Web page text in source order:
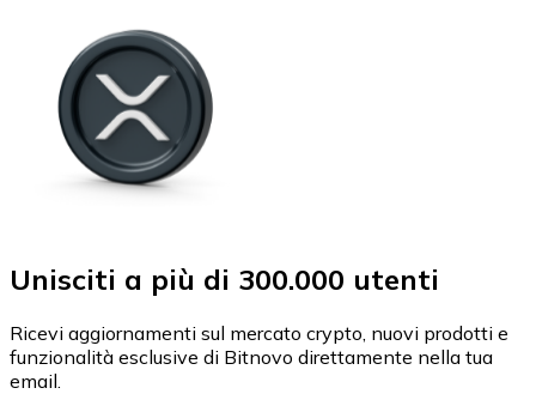
Unisciti a più di 300.000 utenti
Ricevi aggiornamenti sul mercato crypto, nuovi prodotti e
funzionalità esclusive di Bitnovo direttamente nella tua
email.